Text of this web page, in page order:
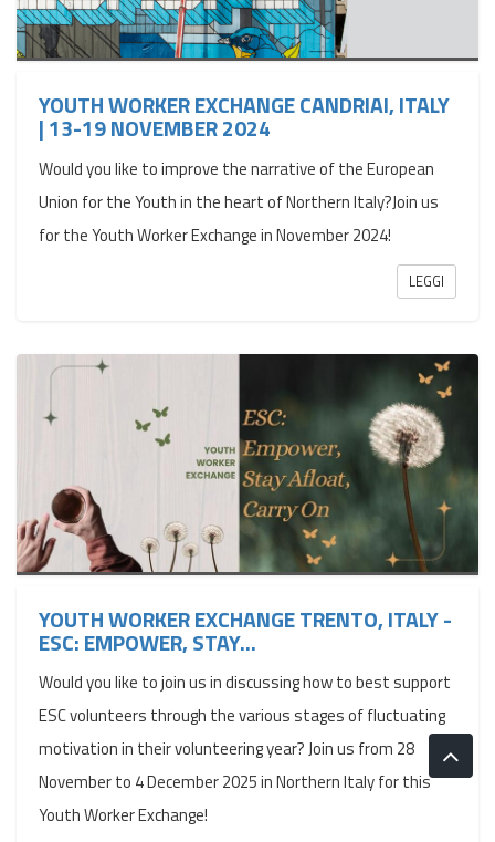
YOUTH WORKER EXCHANGE CANDRIAI, ITALY
| 13-19 NOVEMBER 2024
Would you like to improve the narrative of the European
Union for the Youth in the heart of Northern Italy?Join us
for the Youth Worker Exchange in November 2024!
LEGGI
YOUTH WORKER EXCHANGE TRENTO, ITALY -
ESC: EMPOWER, STAY...
Would you like to join us in discussing how to best support
ESC volunteers through the various stages of fluctuating
motivation in their volunteering year? Join us from 28
November to 4 December 2025 in Northern Italy for this
Youth Worker Exchange!